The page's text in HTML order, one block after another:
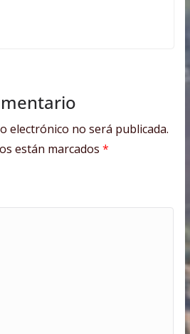
electrónico no será publicada.
están marcados *